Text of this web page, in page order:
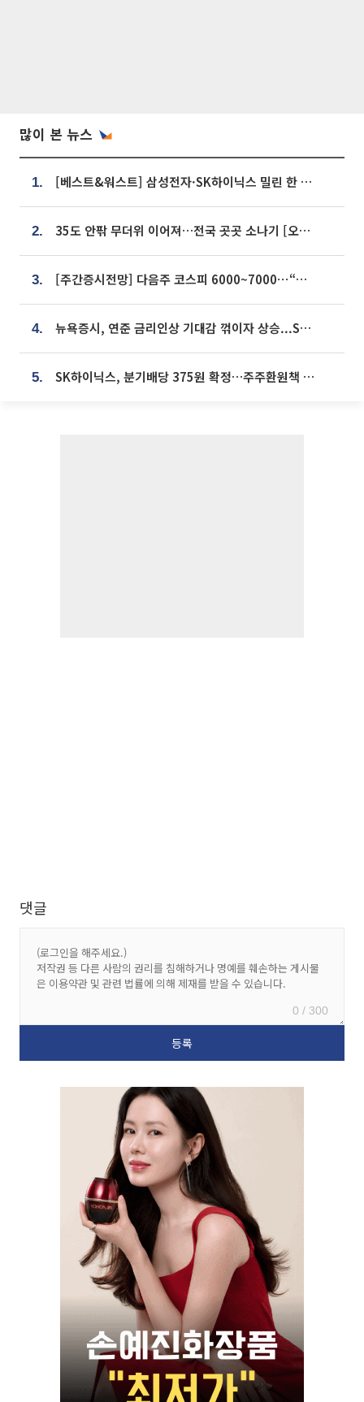
많이 본 뉴스
1. [베스트&워스트] 삼성전자·SK하이닉스 밀린 한 주…상상인증권은 85% 급등
2. 35도 안팎 무더위 이어져…전국 곳곳 소나기 [오늘 날씨]
3. [주간증시전망] 다음주 코스피 6000~7000⋯“外人 수급은 정책이 변수”
4. 뉴욕증시, 연준 금리인상 기대감 꺾이자 상승...S&P500 사상 최고치 [종합]
5. SK하이닉스, 분기배당 375원 확정…주주환원책 9월로 앞당겨 발표
댓글
0 / 300